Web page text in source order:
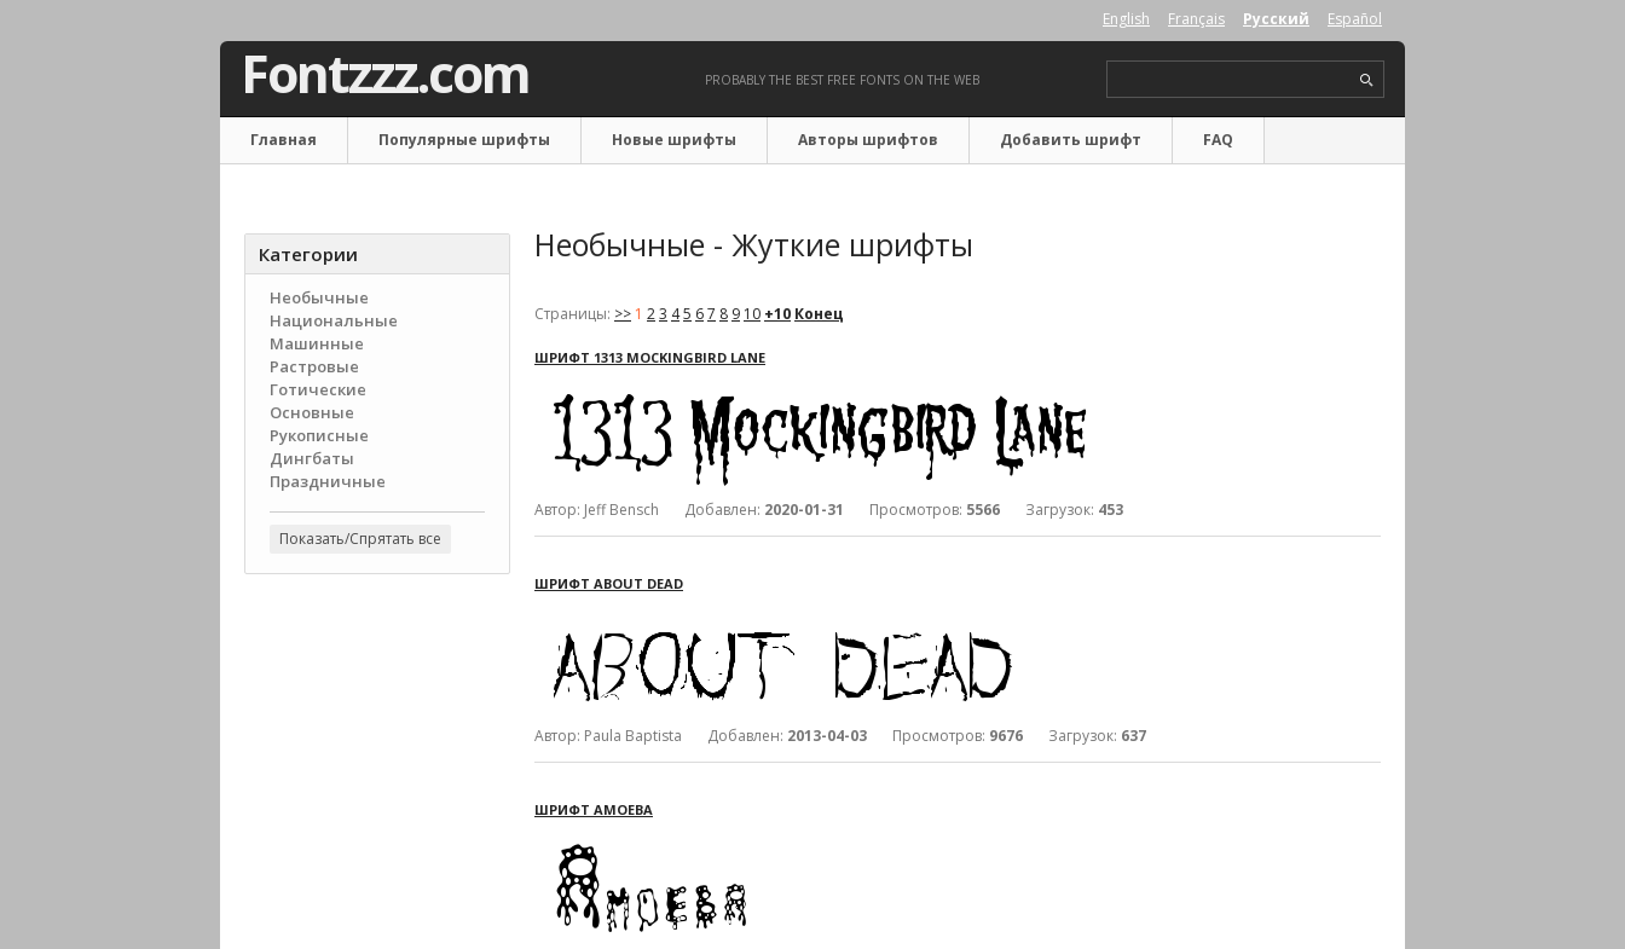
Fontzzz.com PROBABLY THE BEST FREE FONTS ON THE WEB
English Français Русский Español
Главная Популярные шрифты Новые шрифты Авторы шрифтов Добавить шрифт FAQ
Категории
Необычные
Национальные
Машинные
Растровые
Готические
Основные
Рукописные
Дингбаты
Праздничные
Показать/Спрятать все
Необычные - Жуткие шрифты
Страницы: >> 1 23 45 67 8 9 10 +10 Конец
ШРИФТ 1313 MOCKINGBIRD LANE
Автор: Jeff Bensch Добавлен: 2020-01-31 Просмотров: 5566 Загрузок: 453
ШРИФТ ABOUT DEAD
Автор: Paula Baptista Добавлен: 2013-04-03 Просмотров: 9676 Загрузок: 637
ШРИФТ AMOEBA